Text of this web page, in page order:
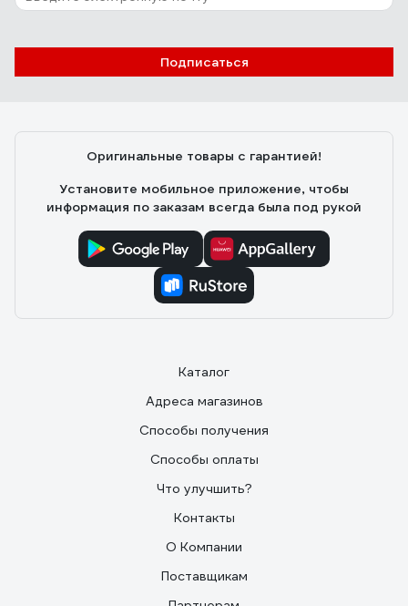
Отзыв о бите GRAFF SW 8x45 мм
GBN0845
Дмитрий Морозов 23.08.2020
для домашнего применения самое то, основные
Подписаться
Оригинальные товары с гарантией!
Установите мобильное приложение, чтобы
информация по заказам всегда была под рукой
Каталог
Адреса магазинов
Способы получения
Способы оплаты
Что улучшить?
Контакты
О Компании
Поставщикам